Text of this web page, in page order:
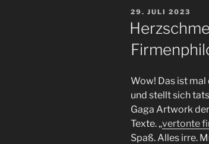
VERÖFFENTLICHT
AM
29. JULI 2023
Wow! Das ist
und stellt sich
Gaga Artwork
Texte. „vertonte
Spaß. Alles irre.